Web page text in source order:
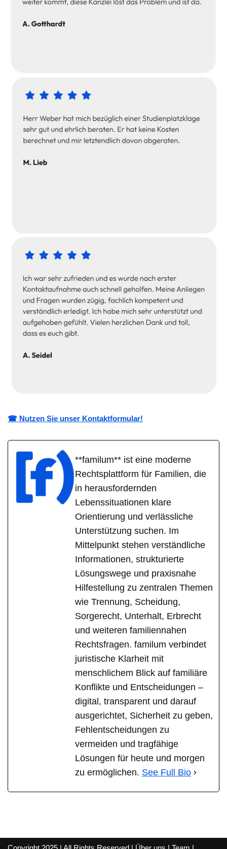
☎ Nutzen Sie unser Kontaktformular!
**familum** ist eine moderne
Rechtsplattform für Familien, die
in herausfordernden
Lebenssituationen klare
Orientierung und verlässliche
Unterstützung suchen. Im
Mittelpunkt stehen verständliche
Informationen, strukturierte
Lösungswege und praxisnahe
Hilfestellung zu zentralen Themen
wie Trennung, Scheidung,
Sorgerecht, Unterhalt, Erbrecht
und weiteren familiennahen
Rechtsfragen. familum verbindet
juristische Klarheit mit
menschlichem Blick auf familiäre
Konflikte und Entscheidungen –
digital, transparent und darauf
ausgerichtet, Sicherheit zu geben,
Fehlentscheidungen zu
vermeiden und tragfähige
Lösungen für heute und morgen
zu ermöglichen. See Full Bio